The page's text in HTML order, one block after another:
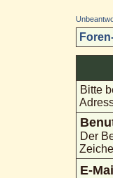
Bitte
Der
E-